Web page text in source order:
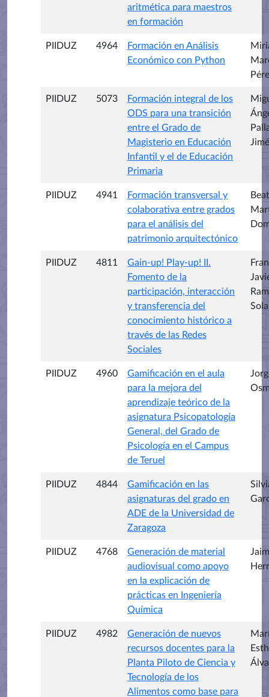
aritmética para maestros
en formación
PIIDUZ 4964
Formación en Análisis
Económico con Python
PIIDUZ 5073
Formación integral de los
ODS para una transición
entre el Grado de
Magisterio en Educación
Infantil y el de Educación
Primaria
PIIDUZ 4941
Formación transversal y
colaborativa entre grados
para el análisis del
patrimonio arquitectónico
PIIDUZ 4811
Gain-up! Play-up! II.
Fomento de la
participación, interacción
y transferencia del
conocimiento histórico a
través de las Redes
Sociales
PIIDUZ 4960
Gamificación en el aula
para la mejora del
aprendizaje teórico de la
asignatura Psicopatología
General, del Grado de
Psicología en el Campus
de Teruel
PIIDUZ 4844
Gamificación en las
asignaturas del grado en
ADE de la Universidad de
Zaragoza
PIIDUZ 4768
Generación de material
audiovisual como apoyo
en la explicación de
prácticas en Ingeniería
Química
PIIDUZ 4982
Generación de nuevos
recursos docentes para la
Planta Piloto de Ciencia y
Tecnología de los
Alimentos como base para